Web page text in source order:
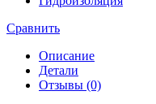
Сравнить
Описание
Детали
Отзывы (0)